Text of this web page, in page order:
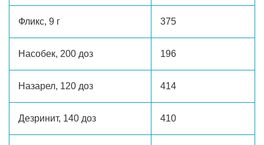
Фликс, 9 г 375
Насобек, 200 доз 196
Назарел, 120 доз 414
Дезринит, 140 доз 410